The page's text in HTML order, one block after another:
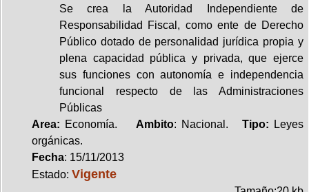
Se crea la Autoridad Independiente de
Responsabilidad Fiscal, como ente de Derecho
Público dotado de personalidad jurídica propia y
plena capacidad pública y privada, que ejerce
sus funciones con autonomía e independencia
funcional respecto de las Administraciones
Públicas
Area: Economía. Ambito: Nacional.Tipo:
Leyes
orgánicas.
Fecha: 15/11/2013
Estado: Vigente